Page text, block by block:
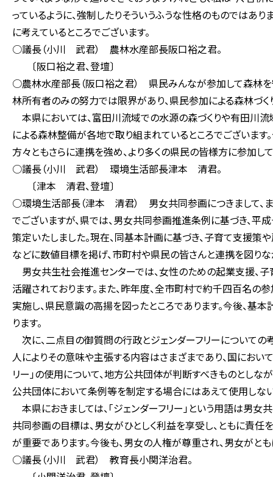
っているように、強制したりそういうふうな性格のものではあ
に考えているところでございます。
○議長（小川 武君） 農林水産部長阪口裕之君。
〔阪口裕之君、登壇〕
○農林水産部長（阪口裕之君） 県民みんなが参加して森林を
林所有者のみの努力では限界があり、県民参加による森林づく
本県においては、富田川流域での水源の森づくりや有田川
による森林整備が各地で取り組まれているところでございます
方々ともさらに連携を強め、より多くの県民の皆様方に参加し
○議長（小川 武君） 環境生活部長津本 清君。
〔津本 清君、登壇〕
○環境生活部長（津本 清君） 男女共同参画につきまして、
でございますが、県では、男女共同参画推進条例に基づき、
策定いたしました。現在、同基本計画に基づき、子育て支援
などに数値目標を掲げ、市町村や県民の皆さんと連携を図りな
男女共生社会推進センターでは、女性のための起業支援、
活躍されております。また、昨年度、全市町村で約千四百名の
実施し、県民意識の高揚を図ったところであります。今後、
ります。
次に、二点目の御質問の行政とジェンダーフリーについての
人によりその意味や主張する内容はさまざまであり、国にお
リー」の使用について、地方公共団体が判断すべきものとし
公共団体において条例等を制定する場合にはあえて使用しな
本県におきましては、「ジェンダーフリー」という用語は男
共同参画の目標は、男女がひとしく利益を享受し、ともに責任
が重要であります。今後も、男女の人権が尊重され、男女がと
○議長（小川 武君） 教育長小関洋治君。